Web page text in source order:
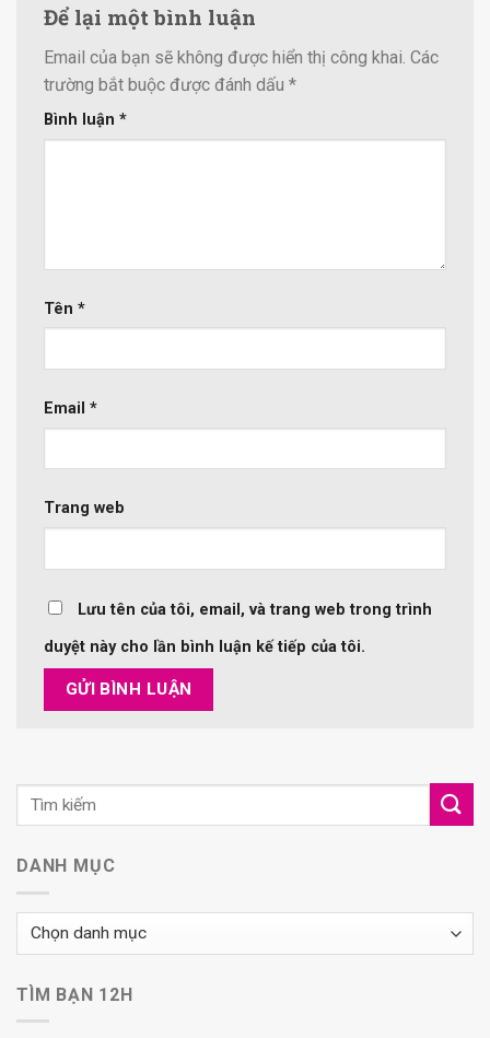
Để lại một bình luận
Email của bạn sẽ không được hiển thị công khai. Các
trường bắt buộc được đánh dấu *
Bình luận *
Tên *
Email *
Trang web
Lưu tên của tôi, email, và trang web trong trình
duyệt này cho lần bình luận kế tiếp của tôi.
DANH MỤC
Danh
TÌM BẠN 12H